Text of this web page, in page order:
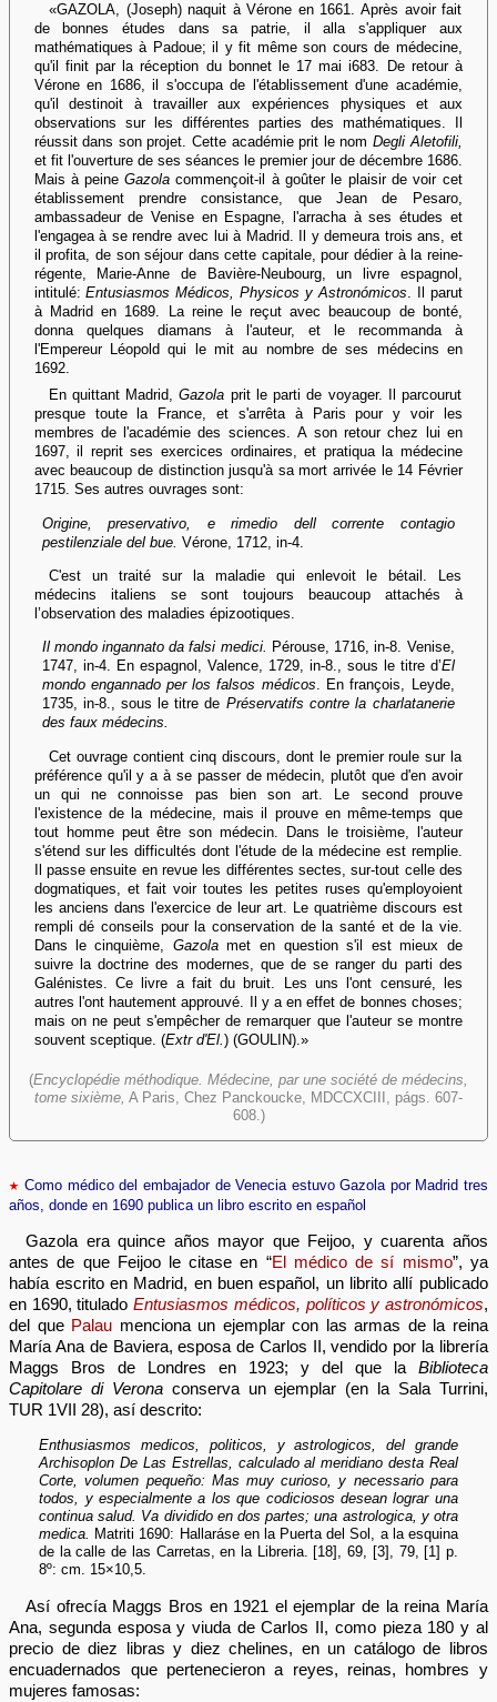
«GAZOLA, (Joseph) naquit à Vérone en 1661. Après avoir fait
de bonnes études dans sa patrie, il alla s'appliquer aux
mathématiques à Padoue; il y fit même son cours de médecine,
qu'il finit par la réception du bonnet le 17 mai i683. De retour à
Vérone en 1686, il s'occupa de l'établissement d'une académie,
qu'il destinoit à travailler aux expériences physiques et aux
observations sur les différentes parties des mathématiques. Il
réussit dans son projet. Cette académie prit le nom Degli Aletofili,
et fit l'ouverture de ses séances le premier jour de décembre 1686.
Mais à peine Gazolacommençoit-il à goûter le plaisir de voir cet
établissement prendre consistance, que Jean de Pesaro,
ambassadeur de Venise en Espagne, l'arracha à ses études et
l'engagea à se rendre avec lui à Madrid. Il y demeura trois ans, et
il profita, de son séjour dans cette capitale, pour dédier à la reine-
régente, Marie-Anne de Bavière-Neubourg, un livre espagnol,
intitulé: Entusiasmos Médicos, Physicos y Astronómicos. Il parut
à Madrid en 1689. La reine le reçut avec beaucoup de bonté,
donna quelques diamans à l'auteur, et le recommanda à
l'Empereur Léopold qui le mit au nombre de ses médecins en
1692.
En quittant Madrid,Gazola prit le parti de voyager. Il parcourut
presque toute la France, et s'arrêta à Paris pour y voir les
membres de l'académie des sciences. A son retour chez lui en
1697, il reprit ses exercices ordinaires, et pratiqua la médecine
avec beaucoup de distinction jusqu'à sa mort arrivée le 14 Février
1715. Ses autres ouvrages sont:
Origine, preservativo, e rimedio dell corrente contagio
pestilenziale del bue. Vérone, 1712, in-4.
C'est un traité sur la maladie qui enlevoit le bétail. Les
médecins italiens se sont toujours beaucoup attachés à
l’observation des maladies épizootiques.
Il mondo ingannato da falsi medici. Pérouse, 1716, in-8. Venise,
1747, in-4. En espagnol, Valence, 1729, in-8., sous le titre d’El
mondo engannado per los falsos médicos. En françois, Leyde,
1735, in-8., sous le titre de Préservatifs contre la charlatanerie
des faux médecins.
Cet ouvrage contient cinq discours, dont le premier roule sur la
préférence qu'il y a à se passer de médecin, plutôt que d'en avoir
un qui ne connoisse pas bien son art. Le second prouve
l'existence de la médecine, mais il prouve en même-temps que
tout homme peut être son médecin. Dans le troisième, l'auteur
s'étend sur les difficultés dont l'étude de la médecine est remplie.
Il passe ensuite en revue les différentes sectes, sur-tout celle des
dogmatiques, et fait voir toutes les petites ruses qu'employoient
les anciens dans l'exercice de leur art. Le quatrième discours est
rempli dé conseils pour la conservation de la santé et de la vie.
Dans le cinquième, Gazolamet en question s'il est mieux de
suivre la doctrine des modernes, que de se ranger du parti des
Galénistes. Ce livre a fait du bruit. Les uns l'ont censuré, les
autres l'ont hautement approuvé. Il y a en effet de bonnes choses;
mais on ne peut s'empêcher de remarquer que l'auteur se montre
souvent sceptique. (Extr d'El. ) (GOULIN).»
(Encyclopédie méthodique. Médecine, par une société de médecins,
tome sixième, A Paris, Chez Panckoucke, MDCCXCIII, págs. 607-
608.)
★ Como médico del embajador de Venecia estuvo Gazola por Madrid tres
años, donde en 1690 publica un libro escrito en español
Gazola era quince años mayor que Feijoo, y cuarenta años
antes de que Feijoo le citase en “El médico de sí mismo”, ya
había escrito en Madrid, en buen español, un librito allí publicado
en 1690, tituladoEntusiasmos médicos, políticos y astronómicos,
del que Palau menciona un ejemplar con las armas de la reina
María Ana de Baviera, esposa de Carlos II, vendido por la librería
Maggs Bros de Londres en 1923; y del que la Biblioteca
Capitolare di Veronaconserva un ejemplar (en la Sala Turrini,
TUR 1VII 28), así descrito:
Enthusiasmos medicos, politicos, y astrologicos, del grande
Archisoplon De Las Estrellas, calculado al meridiano desta Real
Corte, volumen pequeño: Mas muy curioso, y necessario para
todos, y especialmente a los que codiciosos desean lograr una
continua salud. Va dividido en dos partes; una astrologica, y otra
medica. Matriti 1690: Hallaráse en la Puerta del Sol, a la esquina
de la calle de las Carretas, en la Libreria. [18], 69, [3], 79, [1] p.
8º: cm. 15×10,5.
Así ofrecía Maggs Bros en 1921 el ejemplar de la reina María
Ana, segunda esposa y viuda de Carlos II, como pieza 180 y al
precio de diez libras y diez chelines, en un catálogo de libros
encuadernados que pertenecieron a reyes, reinas, hombres y
mujeres famosas: